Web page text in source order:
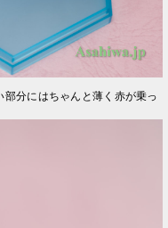
部分にはちゃんと薄く赤が乗っ